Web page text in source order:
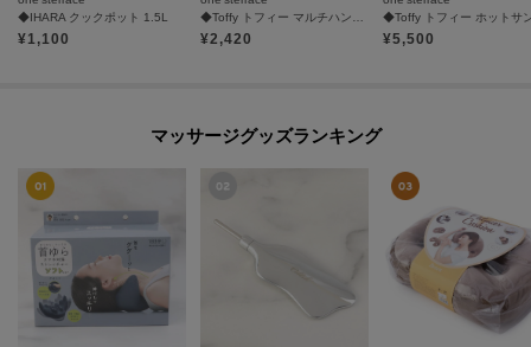
◆IHARA クックポット 1.5L
¥1,100 ¥2,420 ¥5,500
マッサージグッズランキング